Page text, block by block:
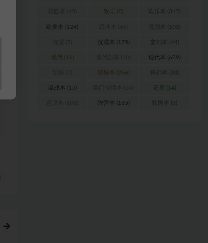
(102)
欢乐 (8) 欢乐本 (317)
欧美本 (124) 民国本 (103)
沉浸本 (175) 玄幻本 (44)
现代 (16) 现代本 (689)
硬核本 (286) 科幻本 (34)
谍战本 (15) 还原 (14)
阵营本 (165) 韩国本 (6)